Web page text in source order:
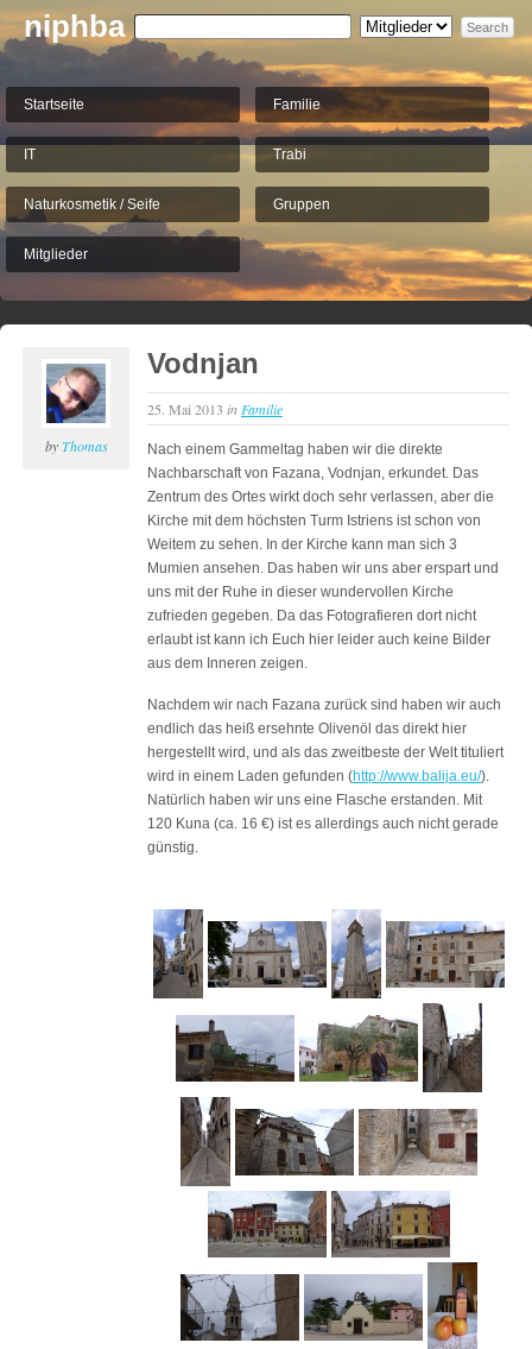
niphba
Startseite Familie
IT Trabi
Naturkosmetik / Seife Gruppen
Mitglieder
byThomas
Vodnjan
25. Mai 2013 in Familie
Nach einem Gammeltag haben wir die direkte
Nachbarschaft von Fazana, Vodnjan, erkundet. Das
Zentrum des Ortes wirkt doch sehr verlassen, aber die
Kirche mit dem höchsten Turm Istriens ist schon von
Weitem zu sehen. In der Kirche kann man sich 3
Mumien ansehen. Das haben wir uns aber erspart und
uns mit der Ruhe in dieser wundervollen Kirche
zufrieden gegeben. Da das Fotografieren dort nicht
erlaubt ist kann ich Euch hier leider auch keine Bilder
aus dem Inneren zeigen.
Nachdem wir nach Fazana zurück sind haben wir auch
endlich das heiß ersehnte Olivenöl das direkt hier
hergestellt wird, und als das zweitbeste der Welt tituliert
wird in einem Laden gefunden (http://www.balija.eu/).
Natürlich haben wir uns eine Flasche erstanden. Mit
120 Kuna (ca. 16 €) ist es allerdings auch nicht gerade
günstig.